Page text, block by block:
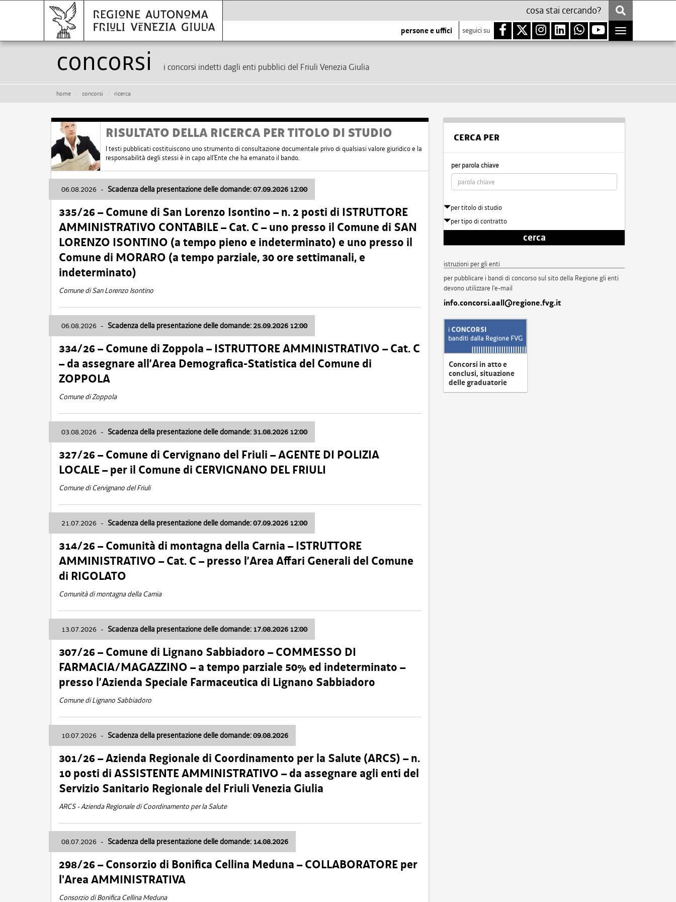
persone e uffici seguici su
Toggle
navigation
Concorsi i concorsi indetti dagli enti pubblici del Friuli Venezia Giulia
home concorsi ricerca
RISULTATO DELLA RICERCA PER TITOLO DI STUDIO
I testi pubblicati costituiscono uno strumento di consultazione documentale privo di qualsiasi valore giuridico e la
responsabilità degli stessi è in capo all'Ente che ha emanato il bando.
06.08.2026 - Scadenza della presentazione delle domande: 07.09.2026 12:00
335/26 – Comune di San Lorenzo Isontino – n. 2 posti di ISTRUTTORE
AMMINISTRATIVO CONTABILE – Cat. C – uno presso il Comune di SAN
LORENZO ISONTINO (a tempo pieno e indeterminato) e uno presso il
Comune di MORARO (a tempo parziale, 30 ore settimanali, e
indeterminato)
Comune di San Lorenzo Isontino
06.08.2026 - Scadenza della presentazione delle domande: 25.09.2026 12:00
334/26 – Comune di Zoppola – ISTRUTTORE AMMINISTRATIVO – Cat. C
– da assegnare all’Area Demografica-Statistica del Comune di
ZOPPOLA
Comune di Zoppola
03.08.2026 - Scadenza della presentazione delle domande: 31.08.2026 12:00
327/26 – Comune di Cervignano del Friuli – AGENTE DI POLIZIA
LOCALE – per il Comune di CERVIGNANO DEL FRIULI
Comune di Cervignano del Friuli
21.07.2026 - Scadenza della presentazione delle domande: 07.09.2026 12:00
314/26 – Comunità di montagna della Carnia – ISTRUTTORE
AMMINISTRATIVO – Cat. C – presso l’Area Affari Generali del Comune
di RIGOLATO
Comunità di montagna della Carnia
13.07.2026 - Scadenza della presentazione delle domande: 17.08.2026 12:00
307/26 – Comune di Lignano Sabbiadoro – COMMESSO DI
FARMACIA/MAGAZZINO – a tempo parziale 50% ed indeterminato –
presso l’Azienda Speciale Farmaceutica di Lignano Sabbiadoro
Comune di Lignano Sabbiadoro
10.07.2026 - Scadenza della presentazione delle domande: 09.08.2026
301/26 – Azienda Regionale di Coordinamento per la Salute (ARCS) – n.
10 posti di ASSISTENTE AMMINISTRATIVO – da assegnare agli enti del
Servizio Sanitario Regionale del Friuli Venezia Giulia
ARCS - Azienda Regionale di Coordinamento per la Salute
08.07.2026 - Scadenza della presentazione delle domande: 14.08.2026
298/26 – Consorzio di Bonifica Cellina Meduna – COLLABORATORE per
l'Area AMMINISTRATIVA
Consorzio di Bonifica Cellina Meduna
CERCA PER
per parola chiave
per titolo di studio
per tipo di contratto
cerca
istruzioni per gli enti
per pubblicare i bandi di concorso sul sito della Regione gli enti
devono utilizzare l'e-mail
info.concorsi.aall@regione.fvg.it
Concorsi in atto e
conclusi, situazione
delle graduatorie